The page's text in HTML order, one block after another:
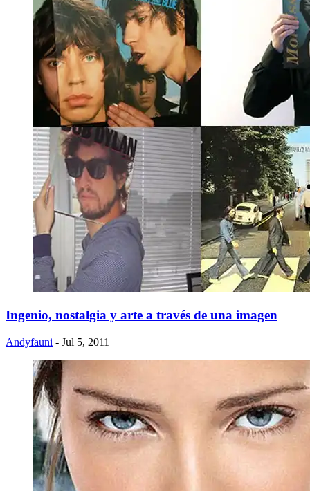
Ingenio, nostalgia y arte a través de una imagen
Andyfauni - Jul 5, 2011